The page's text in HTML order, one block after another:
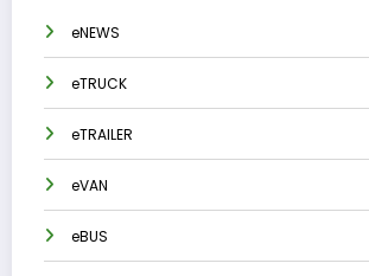
eNEWS
eTRUCK
eTRAILER
eVAN
eBUS